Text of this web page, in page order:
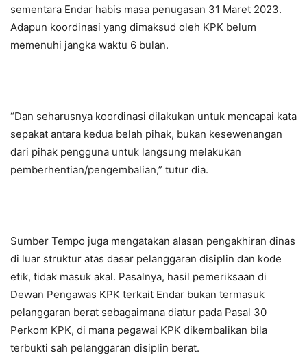
sementara Endar habis masa penugasan 31 Maret 2023.
Adapun koordinasi yang dimaksud oleh KPK belum
memenuhi jangka waktu 6 bulan.
“Dan seharusnya koordinasi dilakukan untuk mencapai kata
sepakat antara kedua belah pihak, bukan kesewenangan
dari pihak pengguna untuk langsung melakukan
pemberhentian/pengembalian,” tutur dia.
Sumber Tempo juga mengatakan alasan pengakhiran dinas
di luar struktur atas dasar pelanggaran disiplin dan kode
etik, tidak masuk akal. Pasalnya, hasil pemeriksaan di
Dewan Pengawas KPK terkait Endar bukan termasuk
pelanggaran berat sebagaimana diatur pada Pasal 30
Perkom KPK, di mana pegawai KPK dikembalikan bila
terbukti sah pelanggaran disiplin berat.